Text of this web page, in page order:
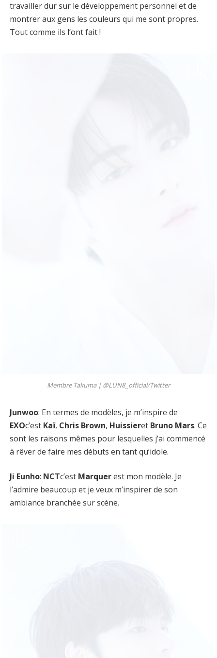
travailler dur sur le développement personnel et de
montrer aux gens les couleurs qui me sont propres.
Tout comme ils l’ont fait !
Membre Takuma | @LUN8_official/Twitter
Junwoo: En termes de modèles, je m’inspire de
EXOc’est Kaï, Chris Brown, Huissieret Bruno Mars. Ce
sont les raisons mêmes pour lesquelles j’ai commencé
à rêver de faire mes débuts en tant qu’idole.
Ji Eunho: NCTc’est Marquerest mon modèle. Je
l’admire beaucoup et je veux m’inspirer de son
ambiance branchée sur scène.